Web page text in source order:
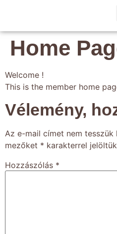
Home
Welcome !
This is the member home
Vélemény,
Az e-mail címet nem tesszük
mezőket * karakterrel jelöltük
Hozzászólás *